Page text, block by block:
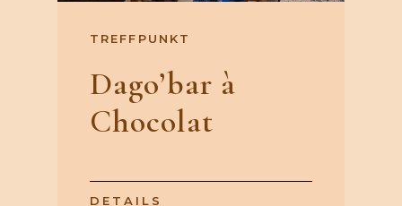
TREFFPUNKT
Dago’bar à
Chocolat
DETAILS